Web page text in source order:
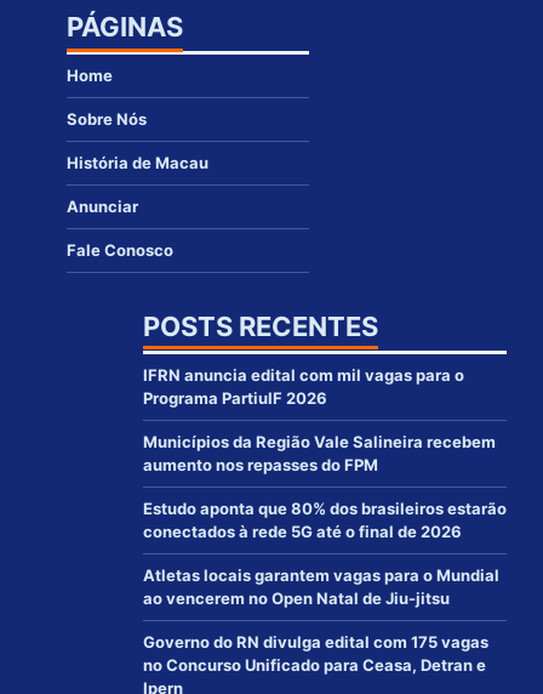
PÁGINAS
Home
Sobre Nós
História de Macau
Anunciar
Fale Conosco
POSTS RECENTES
IFRN anuncia edital com mil vagas para o
Programa PartiuIF 2026
Municípios da Região Vale Salineira recebem
aumento nos repasses do FPM
Estudo aponta que 80% dos brasileiros estarão
conectados à rede 5G até o final de 2026
Atletas locais garantem vagas para o Mundial
ao vencerem no Open Natal de Jiu-jitsu
Governo do RN divulga edital com 175 vagas
no Concurso Unificado para Ceasa, Detran e
Ipern